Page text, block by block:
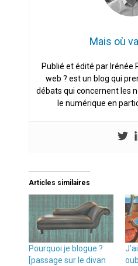
Mais où
Publié et édité par Irénée
web ? est un blog qui
débats qui concernent les
le numérique en
Articles similaires
Pourquoi je blogue ?
[passage sur le divan